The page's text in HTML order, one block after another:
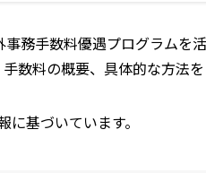
務手数料優遇プログラムを
数料の概要、具体的な方法を
基づいています。